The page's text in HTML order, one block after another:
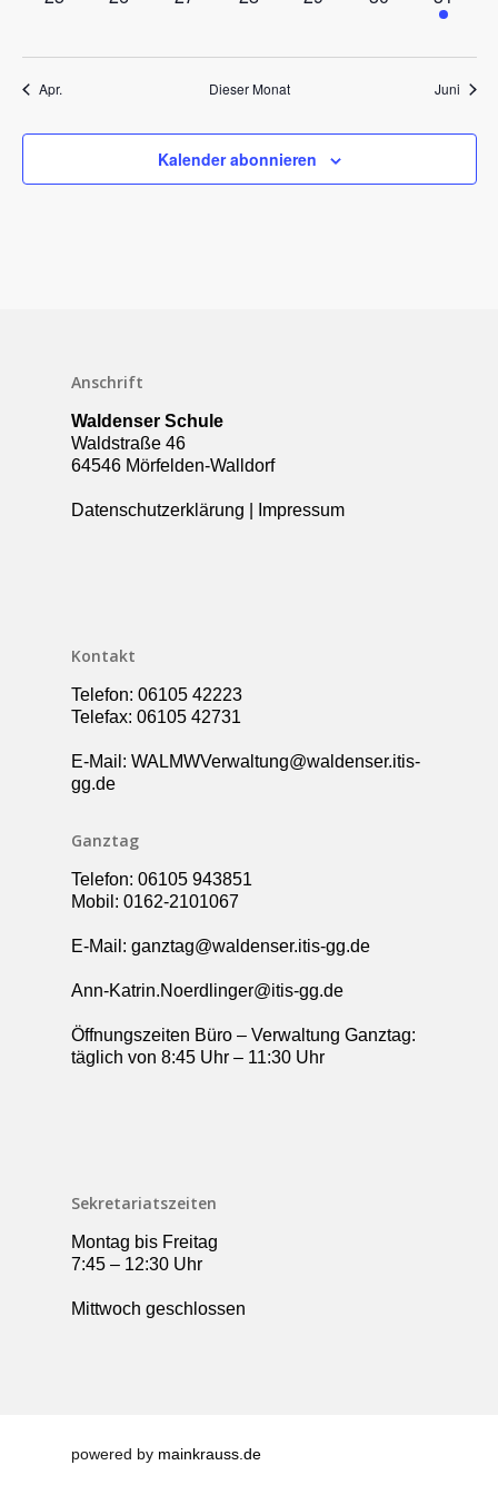
Apr. Dieser Monat Juni
Kalender abonnieren
Anschrift
Waldenser Schule
Waldstraße 46
64546 Mörfelden-Walldorf
Datenschutzerklärung Impressum
Kontakt
Telefon: 06105 42223
Telefax: 06105 42731
E-Mail: WALMWVerwaltung@waldenser.itis-
gg.de
Ganztag
Telefon: 06105 943851
Mobil: 0162-2101067
E-Mail: ganztag@waldenser.itis-gg.de
Ann-Katrin.Noerdlinger@itis-gg.de
Öffnungszeiten Büro – Verwaltung Ganztag:
täglich von 8:45 Uhr – 11:30 Uhr
Sekretariatszeiten
Montag bis Freitag
7:45 – 12:30 Uhr
Mittwoch geschlossen
powered by mainkrauss.de